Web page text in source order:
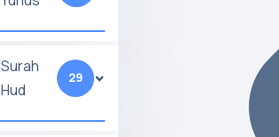
Surah
Hud
29